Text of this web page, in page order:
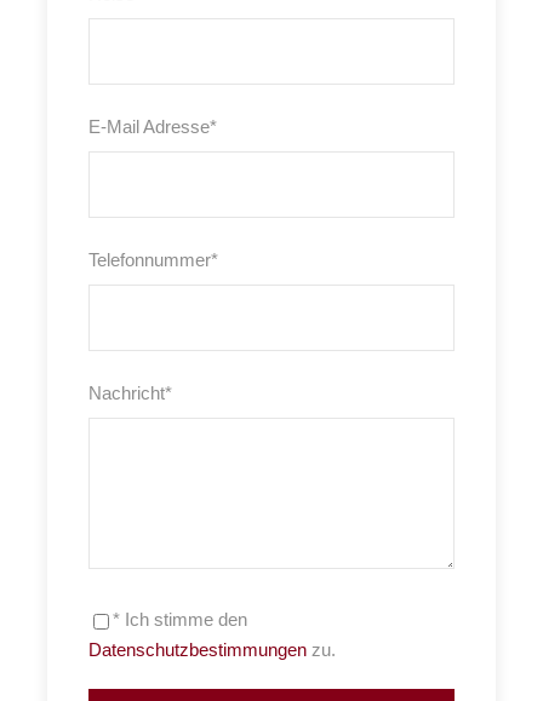
E-Mail Adresse*
Telefonnummer*
Nachricht*
* Ich stimme den
Datenschutzbestimmungen zu.